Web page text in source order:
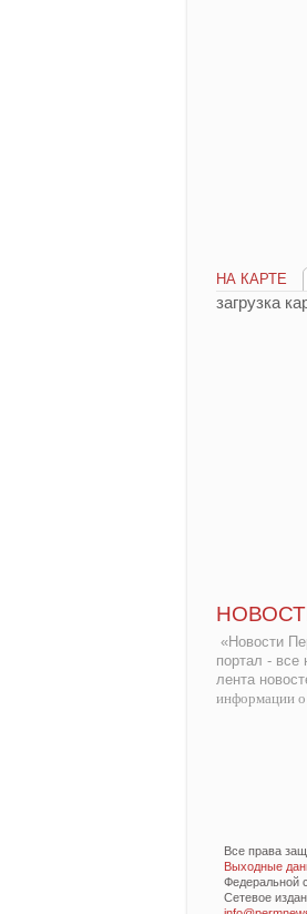
НА КАРТЕ
загрузка
«Новости
портал - все
лента
информации о
Все права
Выходные
Федеральной
Сетевое